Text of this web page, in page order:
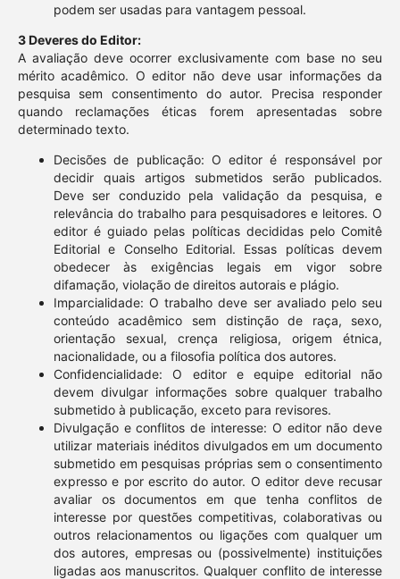
podem ser usadas para vantagem pessoal.
3 Deveres do Editor:
A avaliação deve ocorrer exclusivamente com base no seu
mérito acadêmico. O editor não deve usar informações da
pesquisa sem consentimento do autor. Precisa responder
quando reclamações éticas forem apresentadas sobre
determinado texto.
Decisões de publicação: O editor é responsável por
decidir quais artigos submetidos serão publicados.
Deve ser conduzido pela validação da pesquisa, e
relevância do trabalho para pesquisadores e leitores. O
editor é guiado pelas políticas decididas pelo Comitê
Editorial e Conselho Editorial. Essas políticas devem
obedecer às exigências legais em vigor sobre
difamação, violação de direitos autorais e plágio.
Imparcialidade: O trabalho deve ser avaliado pelo seu
conteúdo acadêmico sem distinção de raça, sexo,
orientação sexual, crença religiosa, origem étnica,
nacionalidade, ou a filosofia política dos autores.
Confidencialidade: O editor e equipe editorial não
devem divulgar informações sobre qualquer trabalho
submetido à publicação, exceto para revisores.
Divulgação e conflitos de interesse: O editor não deve
utilizar materiais inéditos divulgados em um documento
submetido em pesquisas próprias sem o consentimento
expresso e por escrito do autor. O editor deve recusar
avaliar os documentos em que tenha conflitos de
interesse por questões competitivas, colaborativas ou
outros relacionamentos ou ligações com qualquer um
dos autores, empresas ou (possivelmente) instituições
ligadas aos manuscritos. Qualquer conflito de interesse